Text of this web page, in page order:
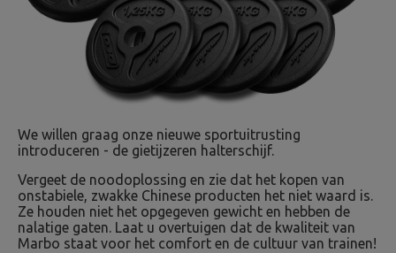
We willen graag onze nieuwe sportuitrusting
introduceren - de gietijzeren halterschijf.
Vergeet de noodoplossing en zie dat het kopen van
onstabiele, zwakke Chinese producten het niet waard is.
Ze houden niet het opgegeven gewicht en hebben de
nalatige gaten. Laat u overtuigen dat de kwaliteit van
Marbo staat voor het comfort en de cultuur van trainen!